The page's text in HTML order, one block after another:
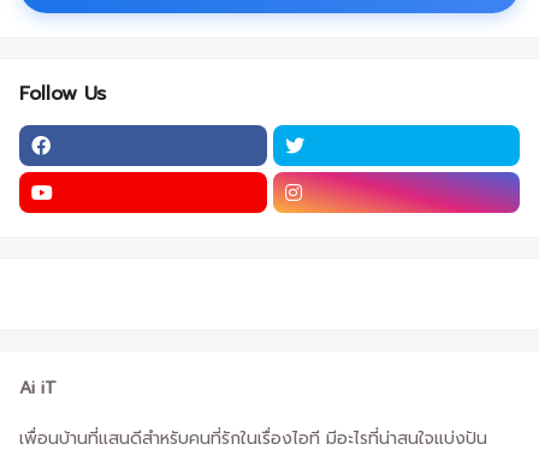
Follow Us
Ai iT
เพื่อนบ้านที่แสนดีสำหรับคนที่รักในเรื่องไอที มีอะไรที่น่าสนใจแบ่งปัน